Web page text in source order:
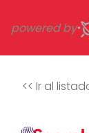
powered by
<< Ir al